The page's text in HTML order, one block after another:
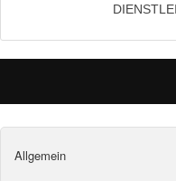
Allgemein